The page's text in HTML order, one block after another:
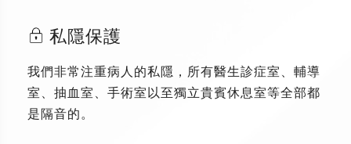
私隱保護
我們非常注重病人的私隱，所有醫生診症室、輔導
室、抽血室、手術室以至獨立貴賓休息室等全部都
是隔音的。